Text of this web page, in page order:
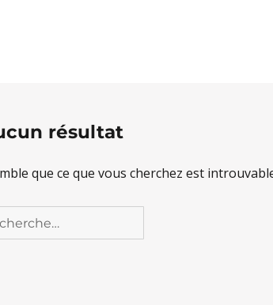
résultat
que ce que vous cherchez est
: